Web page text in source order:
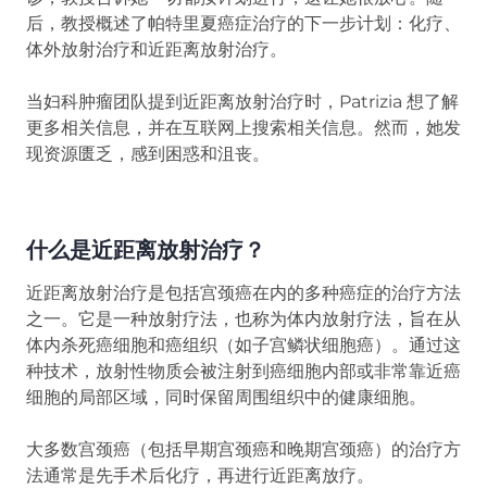
后，教授概述了帕特里夏癌症治疗的下一步计划：化疗、
体外放射治疗和近距离放射治疗。
当妇科肿瘤团队提到近距离放射治疗时，Patrizia 想了解
更多相关信息，并在互联网上搜索相关信息。然而，她发
现资源匮乏，感到困惑和沮丧。
什么是近距离放射治疗？
近距离放射治疗是包括宫颈癌在内的多种癌症的治疗方法
之一。它是一种放射疗法，也称为体内放射疗法，旨在从
体内杀死癌细胞和癌组织（如子宫鳞状细胞癌）。通过这
种技术，放射性物质会被注射到癌细胞内部或非常靠近癌
细胞的局部区域，同时保留周围组织中的健康细胞。
大多数宫颈癌（包括早期宫颈癌和晚期宫颈癌）的治疗方
法通常是先手术后化疗，再进行近距离放疗。